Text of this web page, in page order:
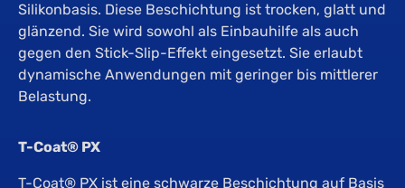
Silikonbasis. Diese Beschichtung ist trocken, glatt und
glänzend. Sie wird sowohl als Einbauhilfe als auch
gegen den Stick-Slip-Effekt eingesetzt. Sie erlaubt
dynamische Anwendungen mit geringer bis mittlerer
Belastung.
T-Coat® PX
T-Coat® PX ist eine schwarze Beschichtung auf Basis